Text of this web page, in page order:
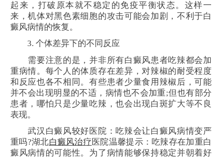
起来，打破原本就不稳定的免疫平衡状态。这样一
来，机体对黑色素细胞的攻击可能会加剧，不利于白
癜风病情的恢复。
3. 个体差异下的不同反应
需要注意的是，并非所有白癜风患者吃辣都会加
重病情。每个人的体质存在差异，对辣椒的耐受程度
和反应也各不相同。有些患者少量食用辣椒后，可能
并不会出现明显的不适，病情也不会加重;但也有部分
患者，哪怕只是少量吃辣，也会出现白斑扩大等不良
表现。
武汉白癜风较好医院：吃辣会让白癜风病情变严
重吗?湖北白癜风治疗医院温馨提示：吃辣存在加重白
癜风病情的可能性。为了病情能够保持稳定并朝着好